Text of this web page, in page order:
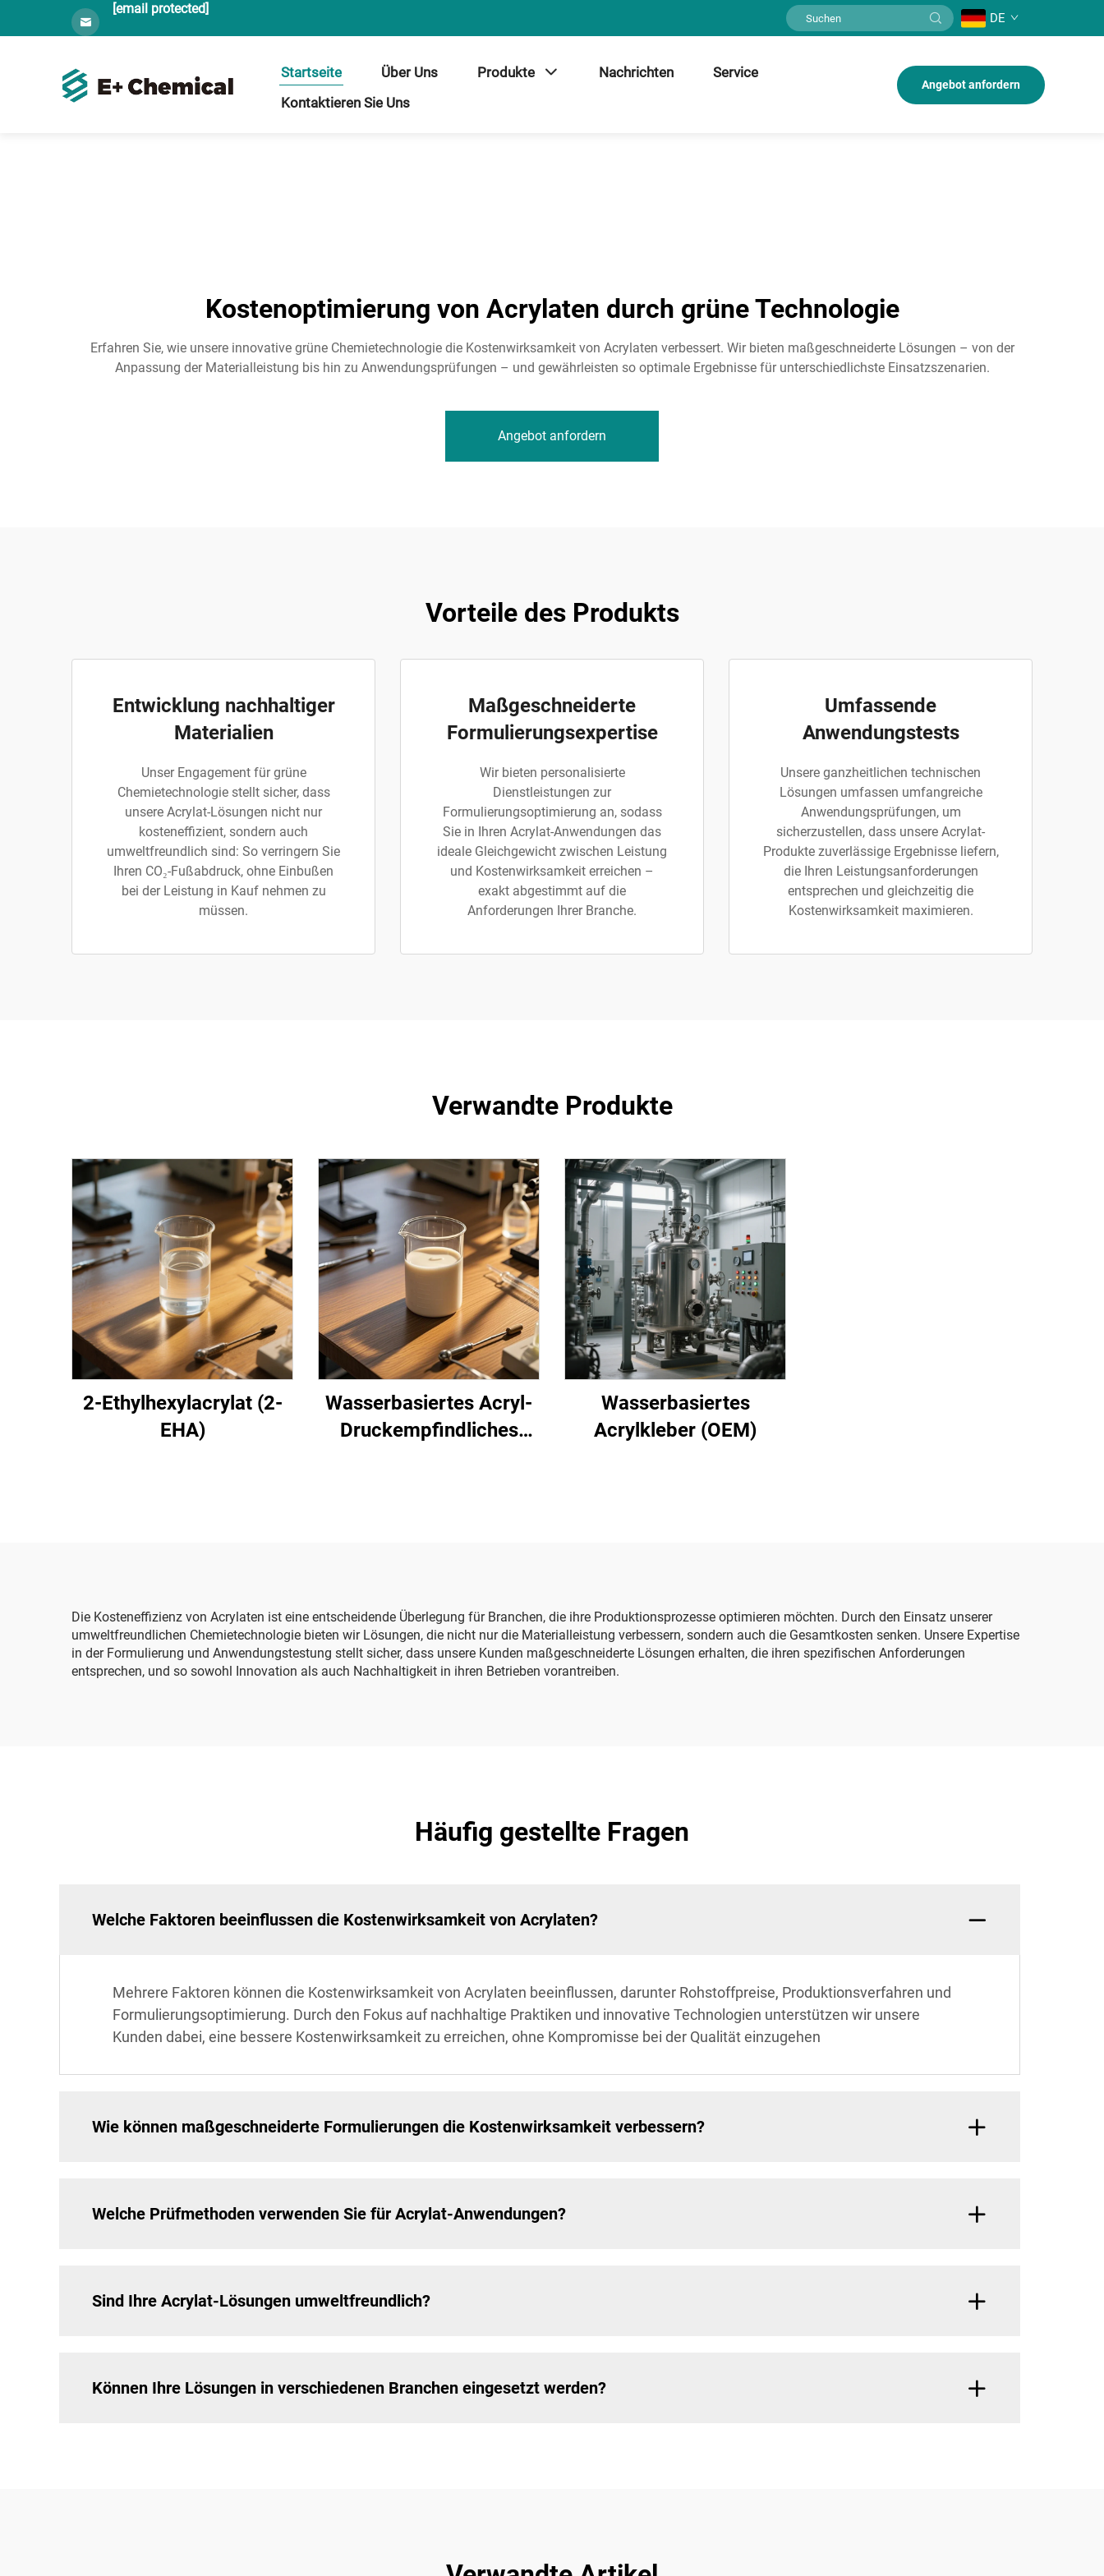
[email protected]
DE
Startseite Über Uns Produkte Nachrichten
Service
Kontaktieren Sie Uns
Angebot anfordern
Kostenoptimierung von Acrylaten durch grüne Technologie
Erfahren Sie, wie unsere innovative grüne Chemietechnologie die Kostenwirksamkeit von Acrylaten verbessert. Wir bieten maßgeschneiderte Lösungen – von der
Anpassung der Materialleistung bis hin zu Anwendungsprüfungen – und gewährleisten so optimale Ergebnisse für unterschiedlichste Einsatzszenarien.
Angebot anfordern
Vorteile des Produkts
Entwicklung nachhaltiger
Materialien
Unser Engagement für grüne
Chemietechnologie stellt sicher, dass
unsere Acrylat-Lösungen nicht nur
kosteneffizient, sondern auch
umweltfreundlich sind: So verringern Sie
Ihren CO₂-Fußabdruck, ohne Einbußen
bei der Leistung in Kauf nehmen zu
müssen.
Maßgeschneiderte
Formulierungsexpertise
Wir bieten personalisierte
Dienstleistungen zur
Formulierungsoptimierung an, sodass
Sie in Ihren Acrylat-Anwendungen das
ideale Gleichgewicht zwischen Leistung
und Kostenwirksamkeit erreichen –
exakt abgestimmt auf die
Anforderungen Ihrer Branche.
Umfassende
Anwendungstests
Unsere ganzheitlichen technischen
Lösungen umfassen umfangreiche
Anwendungsprüfungen, um
sicherzustellen, dass unsere Acrylat-
Produkte zuverlässige Ergebnisse liefern,
die Ihren Leistungsanforderungen
entsprechen und gleichzeitig die
Kostenwirksamkeit maximieren.
Verwandte Produkte
2-Ethylhexylacrylat (2-
EHA)
Wasserbasiertes Acryl-
Druckempfindliches
Wasserbasiertes
Acrylkleber (OEM)
Die Kosteneffizienz von Acrylaten ist eine entscheidende Überlegung für Branchen, die ihre Produktionsprozesse optimieren möchten. Durch den Einsatz unserer
umweltfreundlichen Chemietechnologie bieten wir Lösungen, die nicht nur die Materialleistung verbessern, sondern auch die Gesamtkosten senken. Unsere Expertise
in der Formulierung und Anwendungstestung stellt sicher, dass unsere Kunden maßgeschneiderte Lösungen erhalten, die ihren spezifischen Anforderungen
entsprechen, und so sowohl Innovation als auch Nachhaltigkeit in ihren Betrieben vorantreiben.
Häufig gestellte Fragen
Welche Faktoren beeinflussen die Kostenwirksamkeit von Acrylaten?
Mehrere Faktoren können die Kostenwirksamkeit von Acrylaten beeinflussen, darunter Rohstoffpreise, Produktionsverfahren und
Formulierungsoptimierung. Durch den Fokus auf nachhaltige Praktiken und innovative Technologien unterstützen wir unsere
Kunden dabei, eine bessere Kostenwirksamkeit zu erreichen, ohne Kompromisse bei der Qualität einzugehen
Wie können maßgeschneiderte Formulierungen die Kostenwirksamkeit verbessern?
Welche Prüfmethoden verwenden Sie für Acrylat-Anwendungen?
Sind Ihre Acrylat-Lösungen umweltfreundlich?
Können Ihre Lösungen in verschiedenen Branchen eingesetzt werden?